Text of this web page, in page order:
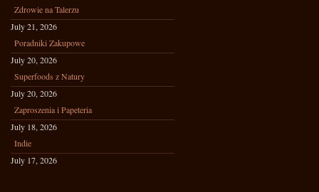
Zdrowie na Talerzu
July 21, 2026
Poradniki Zakupowe
July 20, 2026
Superfoods z Natury
July 20, 2026
Zaproszenia i Papeteria
July 18, 2026
Indie
July 17, 2026